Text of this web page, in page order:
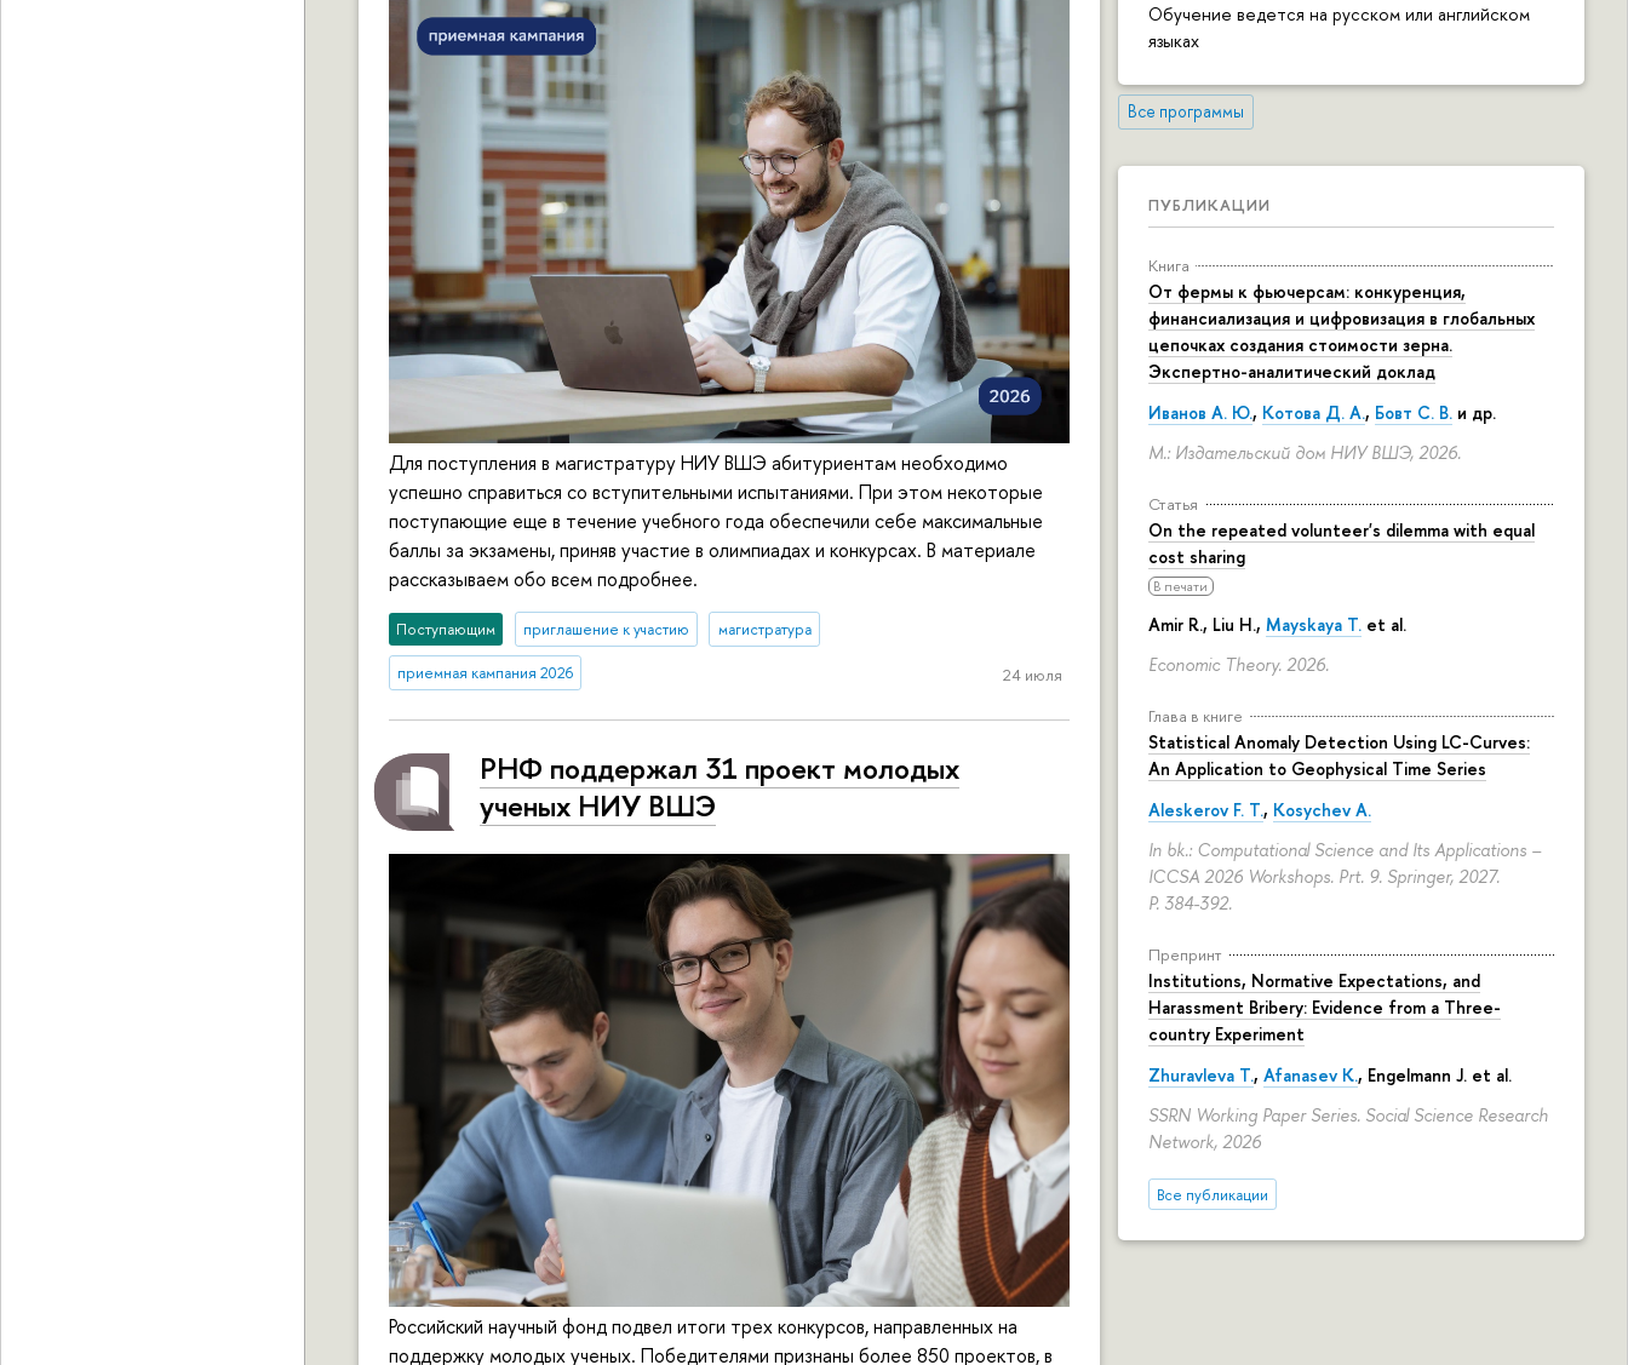
Обучение ведется на русском или английском
языках
Все программы
ПУБЛИКАЦИИ
Книга
От фермы к фьючерсам: конкуренция,
финансиализация и цифровизация в глобальных
цепочках создания стоимости зерна.
Экспертно-аналитический доклад
Иванов А. Ю., Котова Д. А., Бовт С. В. и др.
М.: Издательский дом НИУ ВШЭ, 2026.
Статья
On the repeated volunteer's dilemma with equal
cost sharing
В печати
Amir R., Liu H., Mayskaya T. et al.
Economic Theory. 2026.
Глава в книге
Statistical Anomaly Detection Using LC-Curves:
An Application to Geophysical Time Series
Aleskerov F. T., Kosychev A.
In bk.: Computational Science and Its Applications –
ICCSA 2026 Workshops. Prt. 9. Springer, 2027.
P. 384-392.
Препринт
Institutions, Normative Expectations, and
Harassment Bribery: Evidence from a Three-
country Experiment
Zhuravleva T., Afanasev K., Engelmann J. et al.
SSRN Working Paper Series. Social Science Research
Network, 2026
Все публикации
Для поступления в магистратуру НИУ ВШЭ абитуриентам необходимо
успешно справиться со вступительными испытаниями. При этом некоторые
поступающие еще в течение учебного года обеспечили себе максимальные
баллы за экзамены, приняв участие в олимпиадах и конкурсах. В материале
рассказываем обо всем подробнее.
Поступающим приглашение к участию магистратура
приемная кампания 2026 24 июля
РНФ поддержал 31 проект молодых
ученых НИУ ВШЭ
Российский научный фонд подвел итоги трех конкурсов, направленных на
поддержку молодых ученых. Победителями признаны более 850 проектов, в